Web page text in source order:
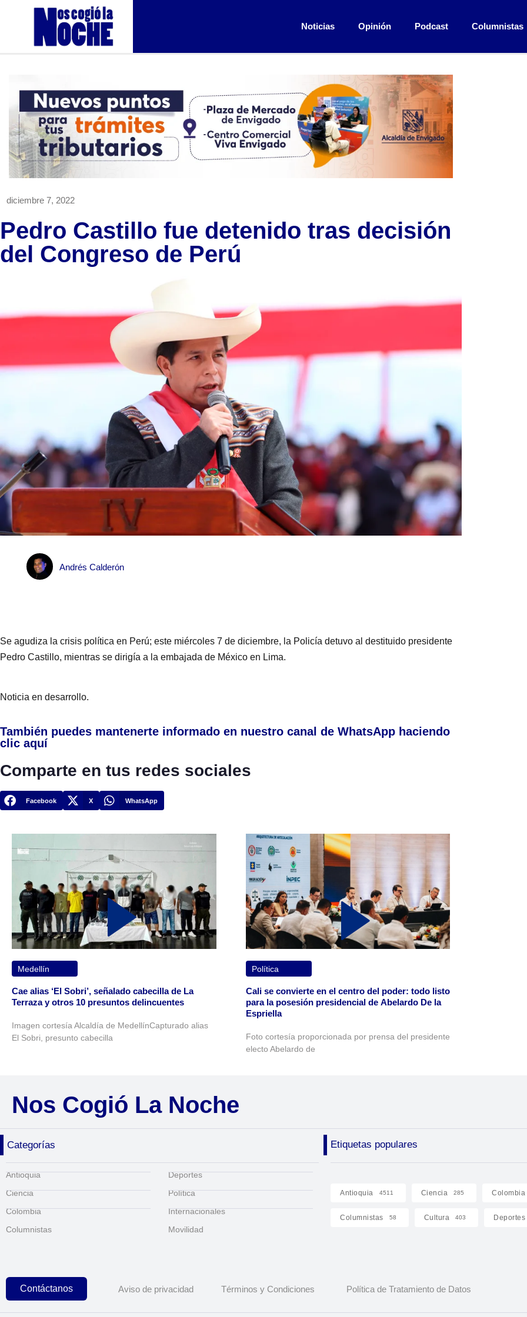
Noticias Opinión Podcast Columnistas
diciembre 7, 2022
Pedro Castillo fue detenido tras decisión
del Congreso de Perú
Andrés Calderón
Se agudiza la crisis política en Perú; este miércoles 7 de diciembre, la Policía detuvo al destituido presidente
Pedro Castillo, mientras se dirigía a la embajada de México en Lima.
Noticia en desarrollo.
También puedes mantenerte informado en nuestro canal de WhatsApp haciendo
clic aquí
Comparte en tus redes sociales
Facebook X WhatsApp
Medellín
Cae alias ‘El Sobri’, señalado cabecilla de La
Terraza y otros 10 presuntos delincuentes
Imagen cortesía Alcaldía de MedellínCapturado alias
El Sobri, presunto cabecilla
Política
Cali se convierte en el centro del poder: todo listo
para la posesión presidencial de Abelardo De la
Espriella
Foto cortesía proporcionada por prensa del presidente
electo Abelardo de
Nos Cogió La Noche
Categorías Etiquetas populares
Antioquia
Ciencia
Colombia
Columnistas
Deportes
Política
Internacionales
Movilidad
Antioquia 4511 Ciencia 285 Colombia
Columnistas 58 Cultura 403 Deportes
Contáctanos Aviso de privacidad Términos y Condiciones Política de Tratamiento de Datos